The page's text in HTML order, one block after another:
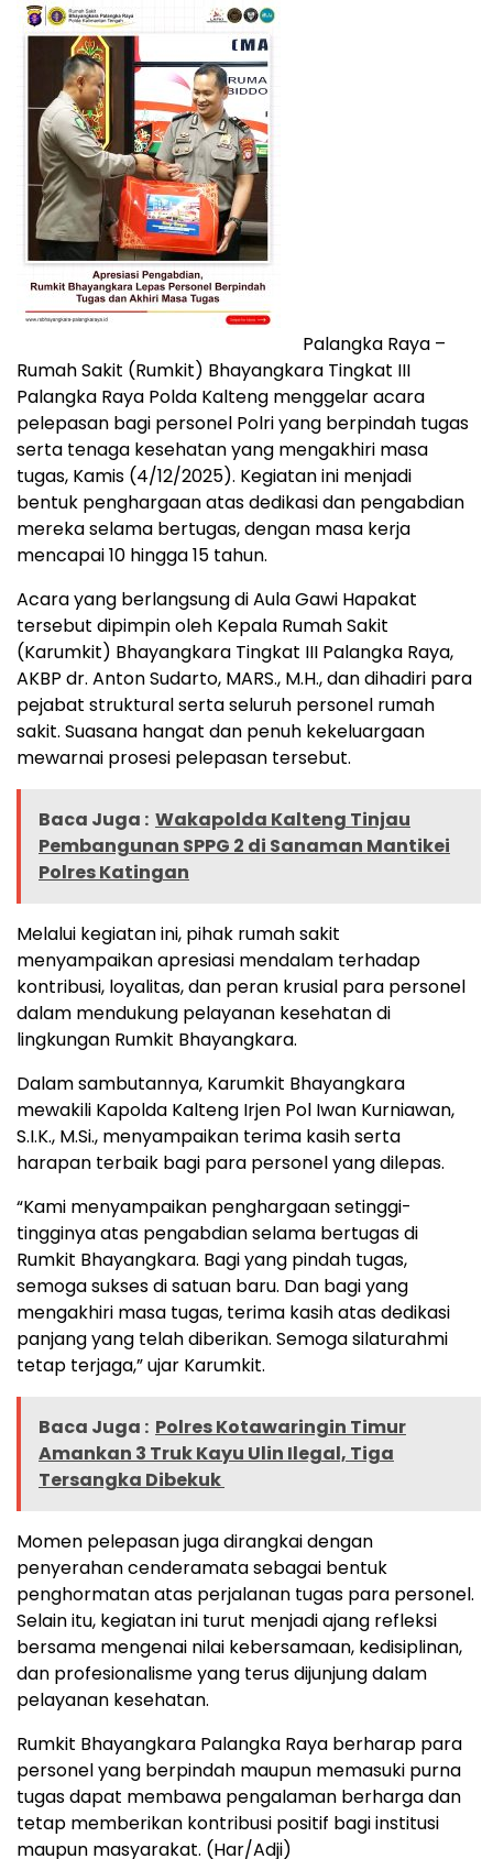
Palangka Raya –
Rumah Sakit (Rumkit) Bhayangkara Tingkat III
Palangka Raya Polda Kalteng menggelar acara
pelepasan bagi personel Polri yang berpindah tugas
serta tenaga kesehatan yang mengakhiri masa
tugas, Kamis (4/12/2025). Kegiatan ini menjadi
bentuk penghargaan atas dedikasi dan pengabdian
mereka selama bertugas, dengan masa kerja
mencapai 10 hingga 15 tahun.
Acara yang berlangsung di Aula Gawi Hapakat
tersebut dipimpin oleh Kepala Rumah Sakit
(Karumkit) Bhayangkara Tingkat III Palangka Raya,
AKBP dr. Anton Sudarto, MARS., M.H., dan dihadiri para
pejabat struktural serta seluruh personel rumah
sakit. Suasana hangat dan penuh kekeluargaan
mewarnai prosesi pelepasan tersebut.
Baca Juga : Wakapolda Kalteng Tinjau
Pembangunan SPPG 2 di Sanaman Mantikei
Polres Katingan
Melalui kegiatan ini, pihak rumah sakit
menyampaikan apresiasi mendalam terhadap
kontribusi, loyalitas, dan peran krusial para personel
dalam mendukung pelayanan kesehatan di
lingkungan Rumkit Bhayangkara.
Dalam sambutannya, Karumkit Bhayangkara
mewakili Kapolda Kalteng Irjen Pol Iwan Kurniawan,
S.I.K., M.Si., menyampaikan terima kasih serta
harapan terbaik bagi para personel yang dilepas.
“Kami menyampaikan penghargaan setinggi-
tingginya atas pengabdian selama bertugas di
Rumkit Bhayangkara. Bagi yang pindah tugas,
semoga sukses di satuan baru. Dan bagi yang
mengakhiri masa tugas, terima kasih atas dedikasi
panjang yang telah diberikan. Semoga silaturahmi
tetap terjaga,” ujar Karumkit.
Baca Juga : Polres Kotawaringin Timur
Amankan 3 Truk Kayu Ulin Ilegal, Tiga
Tersangka Dibekuk
Momen pelepasan juga dirangkai dengan
penyerahan cenderamata sebagai bentuk
penghormatan atas perjalanan tugas para personel.
Selain itu, kegiatan ini turut menjadi ajang refleksi
bersama mengenai nilai kebersamaan, kedisiplinan,
dan profesionalisme yang terus dijunjung dalam
pelayanan kesehatan.
Rumkit Bhayangkara Palangka Raya berharap para
personel yang berpindah maupun memasuki purna
tugas dapat membawa pengalaman berharga dan
tetap memberikan kontribusi positif bagi institusi
maupun masyarakat. (Har/Adji)